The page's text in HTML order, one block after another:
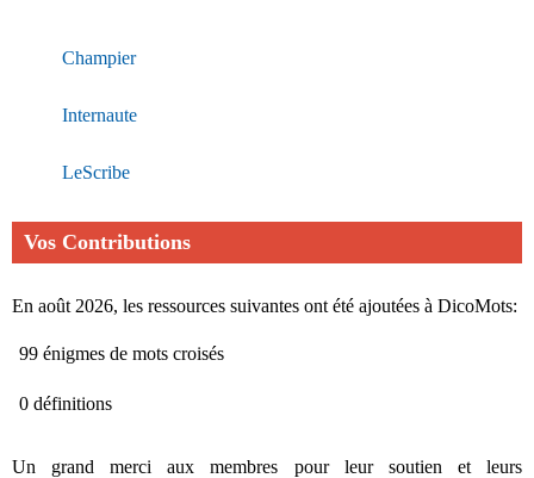
Champier
Internaute
LeScribe
Vos Contributions
En août 2026, les ressources suivantes ont été ajoutées à DicoMots:
99 énigmes de mots croisés
0 définitions
Un grand merci aux membres pour leur soutien et leurs